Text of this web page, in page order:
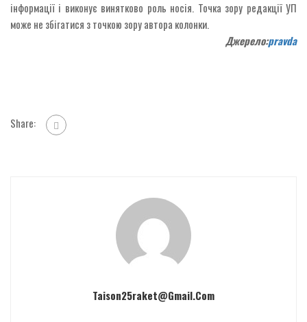
інформації і виконує винятково роль носія. Точка зору редакції УП
може не збігатися з точкою зору автора колонки.
Джерело:pravda
Share:
Taison25raket@gmail.com